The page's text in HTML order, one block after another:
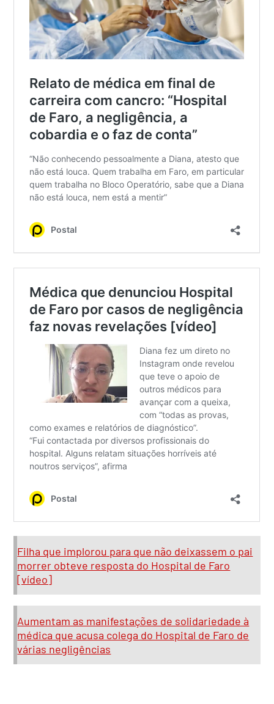
Filha que implorou para que não deixassem o pai
morrer obteve resposta do Hospital de Faro
[vídeo]
Aumentam as manifestações de solidariedade à
médica que acusa colega do Hospital de Faro de
várias negligências